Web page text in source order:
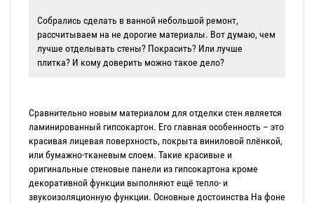
Собрались сделать в ванной небольшой ремонт,
рассчитываем на не дорогие материалы. Вот думаю, чем
лучше отделывать стены? Покрасить? Или лучше
плитка? И кому доверить можно такое дело?
Сравнительно новым материалом для отделки стен является
ламинированный гипсокартон. Его главная особенность – это
красивая лицевая поверхность, покрыта виниловой плёнкой,
или бумажно-тканевым слоем. Такие красивые и
оригинальные стеновые панели из гипсокартона кроме
декоративной функции выполняют ещё тепло- и
звукоизоляционную функции. Основные достоинства На фоне